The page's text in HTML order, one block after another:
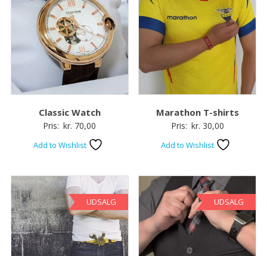
Classic Watch
Pris: kr. 70,00
Add to Wishlist
Marathon T-shirts
Pris: kr. 30,00
Add to Wishlist
UDSALG UDSALG